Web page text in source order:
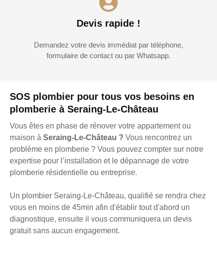
SOS plombier pour tous vos besoins en
plomberie à Seraing-Le-Château
Vous êtes en phase de rénover votre appartement ou
maison à Seraing-Le-Château ? Vous rencontrez un
problème en plomberie ? Vous pouvez compter sur notre
expertise pour l’installation et le dépannage de votre
plomberie résidentielle ou entreprise.
Un plombier Seraing-Le-Château, qualifié se rendra chez
vous en moins de 45min afin d'établir tout d'abord un
diagnostique, ensuite il vous communiquera un devis
gratuit sans aucun engagement.
Devis rapide !
Demandez votre devis immédiat par téléphone,
formulaire de contact ou par Whatsapp.